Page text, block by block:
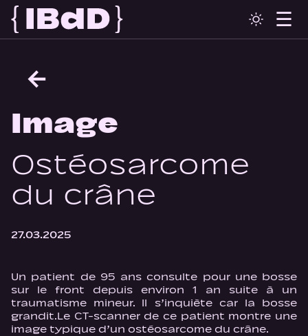
←
Image
Ostéo­sarcome
du crâne
27.03.2025
Un patient de 95 ans consulte pour une bosse
sur le front depuis environ 1 an suite à un
traumatisme mineur. Il s’inquiète car la bosse
grandit.Le CT-scanner de ce patient montre une
image typique d’un ostéosarcome du crâne.